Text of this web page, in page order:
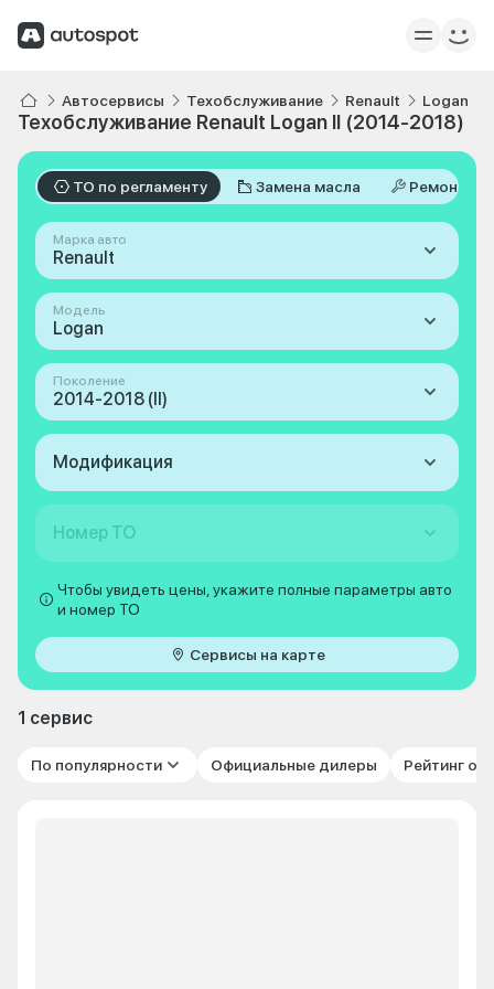
Автосервисы Техобслуживание Renault Logan
Техобслуживание Renault Logan II (2014-2018)
ТО по регламенту Замена масла Ремонт
Марка авто
Renault
Модель
Logan
Поколение
2014-2018 (II)
Модификация
Номер ТО
Чтобы увидеть цены, укажите полные параметры авто
и номер ТО
Сервисы на карте
1 сервис
По популярности Официальные дилеры Рейтинг